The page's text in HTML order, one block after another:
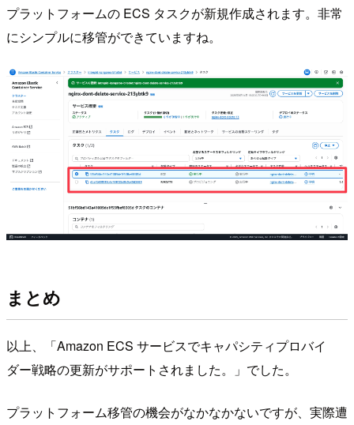
プラットフォームの ECS タスクが新規作成されます。非常
にシンプルに移管ができていますね。
まとめ
以上、「Amazon ECS サービスでキャパシティプロバイ
ダー戦略の更新がサポートされました。」でした。
プラットフォーム移管の機会がなかなかないですが、実際遭